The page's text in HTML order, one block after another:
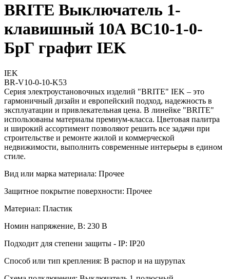
BRITE Выключатель 1-
клавишный 10А ВС10-1-0-
БрГ графит IEK
IEK
BR-V10-0-10-K53
Серия электроустановочных изделий "BRITE" IEK – это
гармоничный дизайн и европейский подход, надежность в
эксплуатации и привлекательная цена. В линейке "BRITE"
использованы материалы премиум-класса. Цветовая палитра
и широкий ассортимент позволяют решить все задачи при
строительстве и ремонте жилой и коммерческой
недвижимости, выполнить современные интерьеры в едином
стиле.
Вид или марка материала: Прочее
Защитное покрытие поверхности: Прочее
Материал: Пластик
Номин напряжение, В: 230 В
Подходит для степени защиты - IP: IP20
Способ или тип крепления: В распор и на шурупах